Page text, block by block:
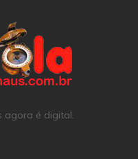
agora é digital.